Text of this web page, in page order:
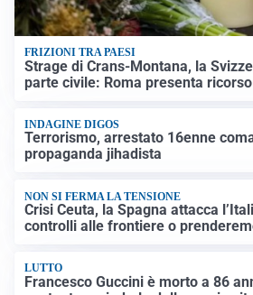
FRIZIONI TRA PAESI
Strage di Crans-Montana, la
parte civile: Roma presenta ricorso
INDAGINE DIGOS
Terrorismo, arrestato 16enne
propaganda jihadista
NON SI FERMA LA TENSIONE
Crisi Ceuta, la Spagna attacca
controlli alle frontiere o
LUTTO
Francesco Guccini è morto a 86